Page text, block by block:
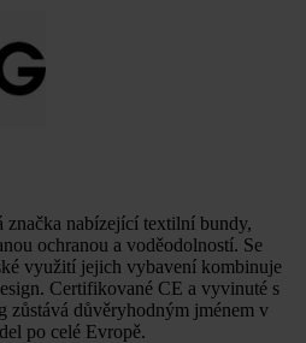
značka nabízející textilní bundy,
ochranou a voděodolností. Se
využití jejich vybavení kombinuje
Certifikované CE a vyvinuté s
zůstává důvěryhodným jménem v
po celé Evropě.